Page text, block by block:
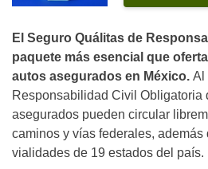
El Seguro Quálitas de
paquete más esencial que
autos asegurados en México. Al
Responsabilidad Civil Obligatoria
asegurados pueden circular
caminos y vías federales,
vialidades de 19 estados del país.